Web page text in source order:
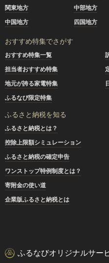
関東地方
中部地方
中国地方
四国地方
おすすめ特集でさがす
おすすめ特集一覧
担当者おすすめ特集
地元が誇る家電特集
ふるなび限定特集
ふるさと納税を知る
ふるさと納税とは？
控除上限額シミュレーション
ふるさと納税の確定申告
ワンストップ特例制度とは？
寄附金の使い道
企業版ふるさと納税とは
ふるなびオリジナルサー